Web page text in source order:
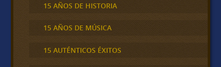
15 AÑOS DE HISTORIA
15 AÑOS DE MÚSICA
15 AUTÉNTICOS ÉXITOS